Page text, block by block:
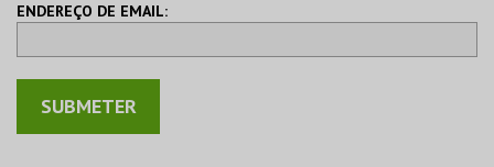
ENDEREÇO DE EMAIL: